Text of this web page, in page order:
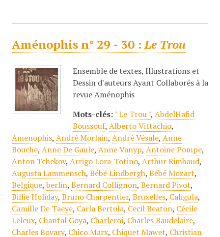
Aménophis n° 29 - 30 :Le Trou
Ensemble de textes, Illustrations et
Dessin d'auteurs Ayant Collaborés à la
revue Aménophis
Mots-clés: " Le Trou ", AbdelHafid
Boussouf, Alberto Vittachio,
Amenophis, André Morlain, André Vésale, Anne
Bouche, Anne De Gaule, Anne Vanyp, Antoine Pompe,
Anton Tchekov, Arrigo Lora-Totino, Arthur Rimbaud,
Augusta Lammensch, Bébé Lindbergh, Bébé Mozart,
Belgique,berlin, Bernard Collignon, Bernard Pivot,
Billie Holiday, Bruno Charpentier, Bruxelles, Caligula,
Camille De Taeye, Carla Bertola, Cecil Beaton, Cécile
Leleux, Chantal Goya, Charleroi, Charles Baudelaire,
Charles Bovary, Chico Marx, Chiquet Mawet, Christian